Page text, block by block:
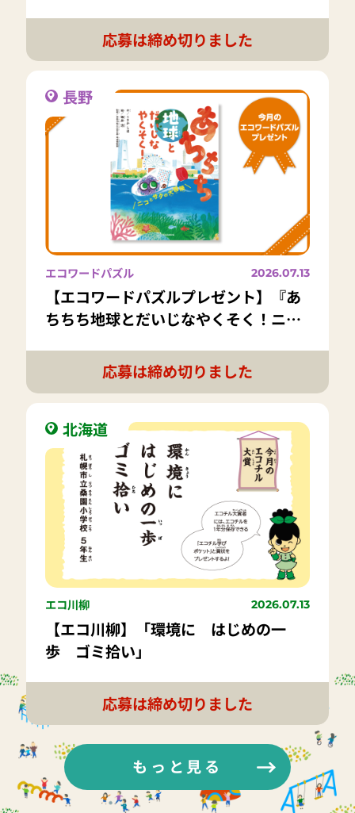
応募は締め切りました
長野
エコワードパズル 2026.07.13
【エコワードパズルプレゼント】『あ
ちちち地球とだいじなやくそく！ニコ
応募は締め切りました
北海道
エコ川柳 2026.07.13
【エコ川柳】「環境に はじめの一
歩 ゴミ拾い」
応募は締め切りました
もっと見る